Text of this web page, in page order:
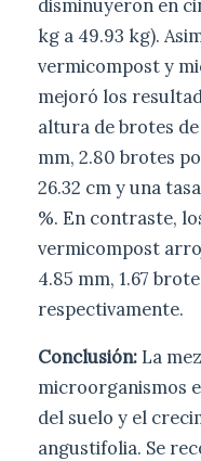
disminuyeron en
kg a 49.93 kg).
vermicompost y
mejoró los
altura de brotes
mm, 2.80 brotes
26.32 cm y una
%. En contraste,
vermicompost
4.85 mm, 1.67
respectivamente.
Conclusión: La
microorganismos
del suelo y el
angustifolia. Se